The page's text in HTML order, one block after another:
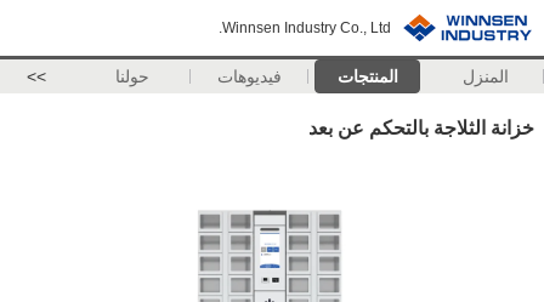
Winnsen Industry Co., Ltd.
المنزل المنتجات فيديوهات حولنا >>
خزانة الثلاجة بالتحكم عن بعد